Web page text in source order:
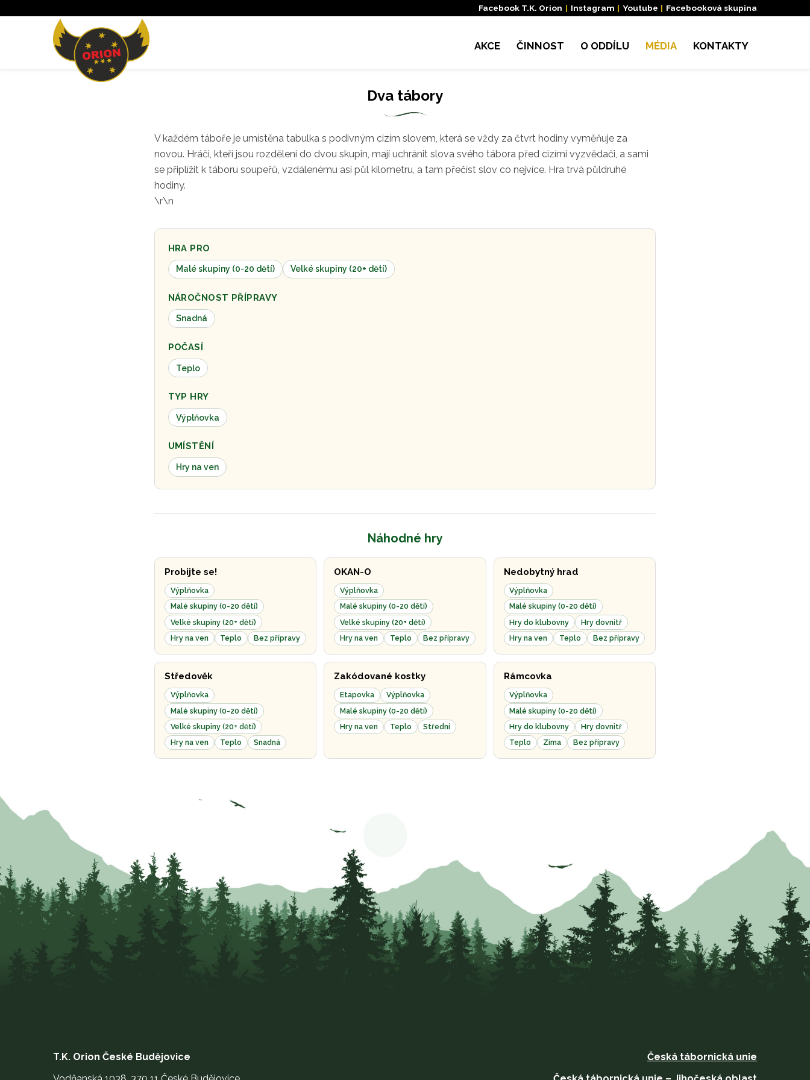
Facebook T.K. Orion | Instagram | Youtube | Facebooková skupina
AKCE ČINNOST O ODDÍLU MÉDIA KONTAKTY
Dva tábory
V každém táboře je umístěna ta­bulka s podivným cizím slovem, která se vždy za čtvrt hodiny vy­měňuje za
novou. Hráči, kteří jsou rozděleni do dvou skupin, mají uchránit slova svého tábora před cizími vyzvědači, a sami
se připlí­žit k táboru soupeřů, vzdálenému asi půl kilometru, a tam přečíst slov co nejvíce. Hra trvá půldruhé
hodiny.
\r\n
HRA PRO
Malé skupiny (0-20 dětí) Velké skupiny (20+ dětí)
NÁROČNOST PŘÍPRAVY
Snadná
POČASÍ
Teplo
TYP HRY
Výplňovka
UMÍSTĚNÍ
Hry na ven
Náhodné hry
Probijte se!
Výplňovka
Malé skupiny (0-20 dětí)
Velké skupiny (20+ dětí)
Hry na ven
Teplo Bez přípravy
OKAN-O
Výplňovka
Malé skupiny (0-20 dětí)
Velké skupiny (20+ dětí)
Hry na ven
Teplo Bez přípravy
Nedobytný hrad
Výplňovka
Malé skupiny (0-20 dětí)
Hry do klubovny
Hry dovnitř
Hry na ven
Teplo Bez přípravy
Středověk
Výplňovka
Malé skupiny (0-20 dětí)
Velké skupiny (20+ dětí)
Hry na ven
Teplo Snadná
Zakódované kostky
Etapovka
Výplňovka
Malé skupiny (0-20 dětí)
Hry na ven
Teplo Střední
Rámcovka
Výplňovka
Malé skupiny (0-20 dětí)
Hry do klubovny
Hry dovnitř
Teplo
Zima Bez přípravy
T.K. Orion České Budějovice
Česká tábornická unie